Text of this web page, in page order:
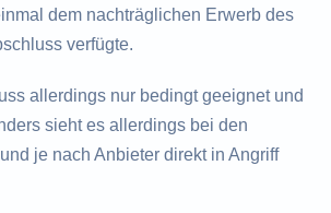
dem nachträglichen Erwerb des
verfügte.
allerdings nur bedingt geeignet und
sieht es allerdings bei den
je nach Anbieter direkt in Angriff